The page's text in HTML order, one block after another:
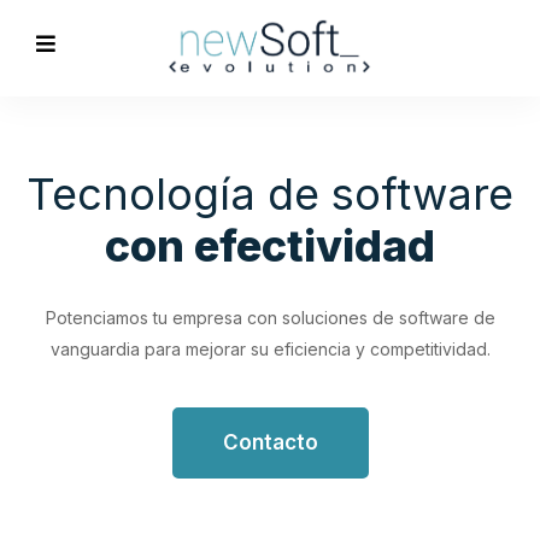
Optimización de
Procesos
Empresariales
trabajo.